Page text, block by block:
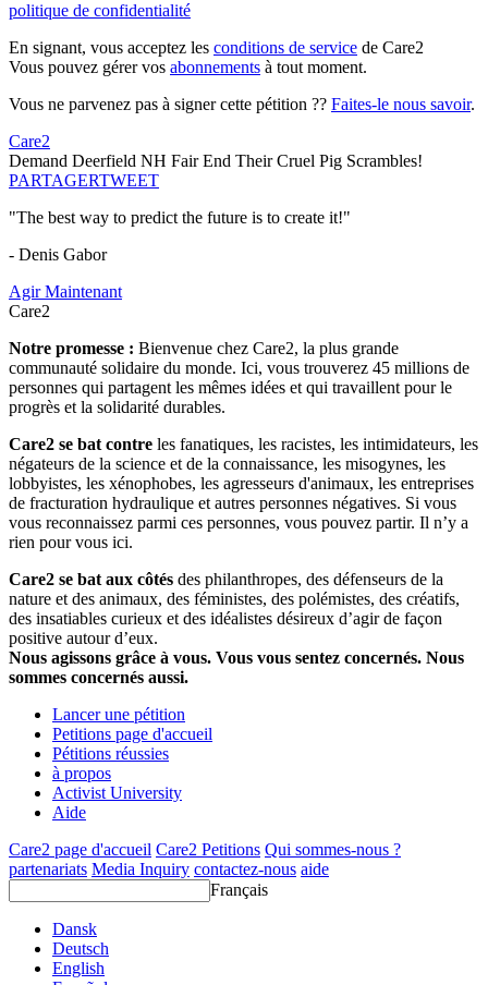
politique de confidentialité
En signant, vous acceptez les conditions de service de Care2
Vous pouvez gérer vos abonnements à tout moment.
Vous ne parvenez pas à signer cette pétition ?? Faites-le nous savoir.
Care2
Demand Deerfield NH Fair End Their Cruel Pig Scrambles!
PARTAGERTWEET
"The best way to predict the future is to create it!"
- Denis Gabor
Agir Maintenant
Care2
Notre promesse : Bienvenue chez Care2, la plus grande
communauté solidaire du monde. Ici, vous trouverez 45 millions de
personnes qui partagent les mêmes idées et qui travaillent pour le
progrès et la solidarité durables.
Care2 se bat contre les fanatiques, les racistes, les intimidateurs, les
négateurs de la science et de la connaissance, les misogynes, les
lobbyistes, les xénophobes, les agresseurs d'animaux, les entreprises
de fracturation hydraulique et autres personnes négatives. Si vous
vous reconnaissez parmi ces personnes, vous pouvez partir. Il n’y a
rien pour vous ici.
Care2 se bat aux côtés des philanthropes, des défenseurs de la
nature et des animaux, des féministes, des polémistes, des créatifs,
des insatiables curieux et des idéalistes désireux d’agir de façon
positive autour d’eux.
Nous agissons grâce à vous. Vous vous sentez concernés. Nous
sommes concernés aussi.
Lancer une pétition
Petitions page d'accueil
Pétitions réussies
à propos
Activist University
Aide
Care2 page d'accueil Care2 Petitions Qui sommes-nous ?
partenariats Media Inquiry contactez-nous aide
Français
Dansk
Deutsch
English